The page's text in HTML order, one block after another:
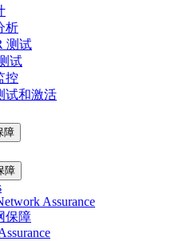
析
测试
试
控
试和激活
障
障
Assurance
保障